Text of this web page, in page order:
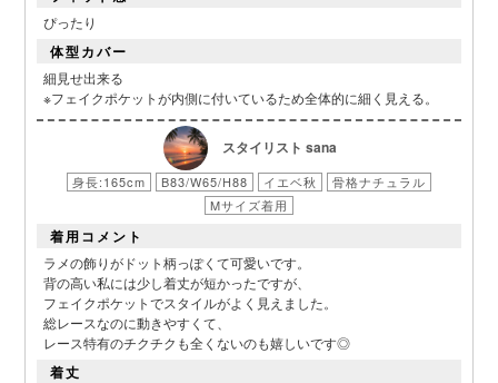
ぴったり
体型カバー
細見せ出来る
※フェイクポケットが内側に付いているため全体的に細く見える。
スタイリスト sana
身長:165cm B83/W65/H88 イエベ秋
骨格ナチュラル
Mサイズ着用
着用コメント
ラメの飾りがドット柄っぽくて可愛いです。
背の高い私には少し着丈が短かったですが、
フェイクポケットでスタイルがよく見えました。
総レースなのに動きやすくて、
レース特有のチクチクも全くないのも嬉しいです◎
着丈